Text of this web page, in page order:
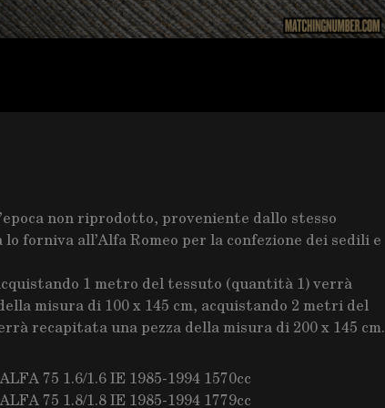
non riprodotto, proveniente dallo stesso
forniva all’Alfa Romeo per la confezione dei sedili e
1 metro del tessuto (quantità 1) verrà
misura di 100 x 145 cm, acquistando 2 metri del
recapitata una pezza della misura di 200 x 145 cm.
75 1.6/1.6 IE 1985-1994 1570cc
75 1.8/1.8 IE 1985-1994 1779cc